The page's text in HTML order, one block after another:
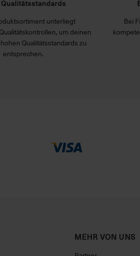
unterliegt
um deinen
Qualitätsstandards zu
entsprechen.
Bei
MEHR VON UNS